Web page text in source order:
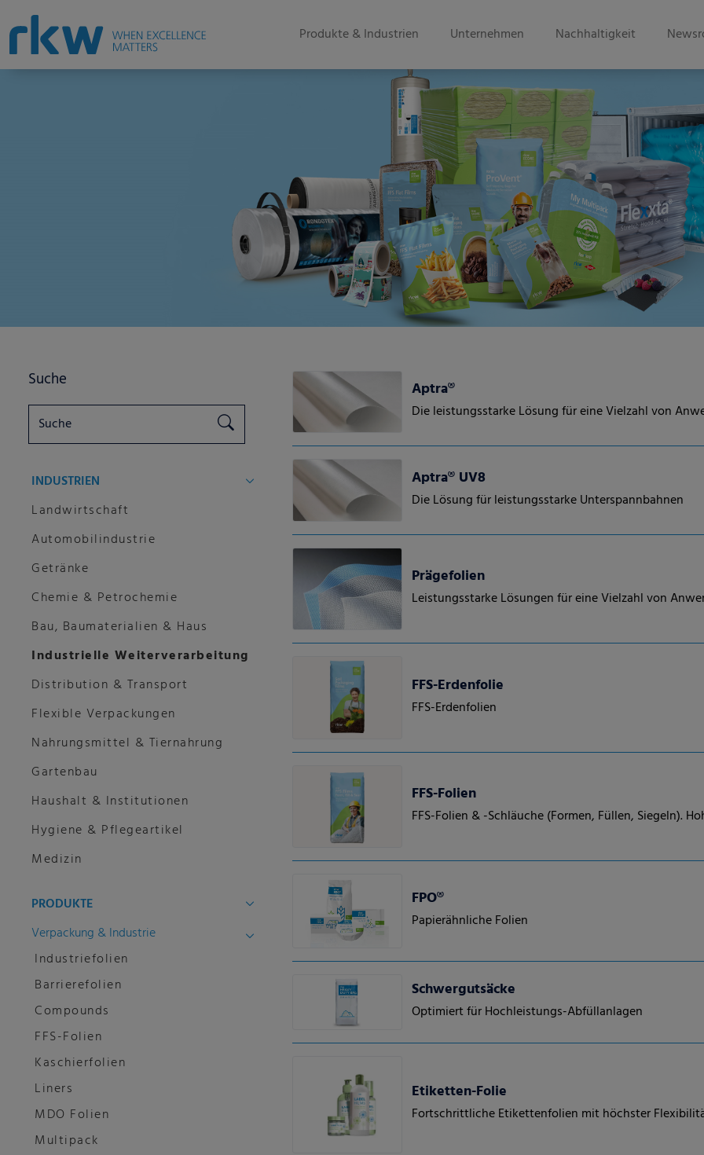
Produkte & Industrien Unternehmen Nachhaltigkeit
Aptra®
Die leistungsstarke Lösung für eine Vielzahl von
Aptra® UV8
Die Lösung für leistungsstarke Unterspannbahnen
Prägefolien
Leistungsstarke Lösungen für eine Vielzahl von
FFS-Erdenfolie
FFS-Erdenfolien
FFS-Folien
FFS-Folien & -Schläuche (Formen, Füllen, Siegeln).
FPO®
Papierähnliche Folien
Schwergutsäcke
Optimiert für Hochleistungs-Abfüllanlagen
Etiketten-Folie
Fortschrittliche Etikettenfolien mit höchster
Suche
INDUSTRIEN
Landwirtschaft
Automobilindustrie
Getränke
Chemie & Petrochemie
Bau, Baumaterialien & Haus
Industrielle Weiterverarbeitung
Distribution & Transport
Flexible Verpackungen
Nahrungsmittel & Tiernahrung
Gartenbau
Haushalt & Institutionen
Hygiene & Pflegeartikel
Medizin
PRODUKTE
Verpackung & Industrie
Industriefolien
Barrierefolien
Compounds
FFS-Folien
Kaschierfolien
Liners
MDO Folien
Multipack